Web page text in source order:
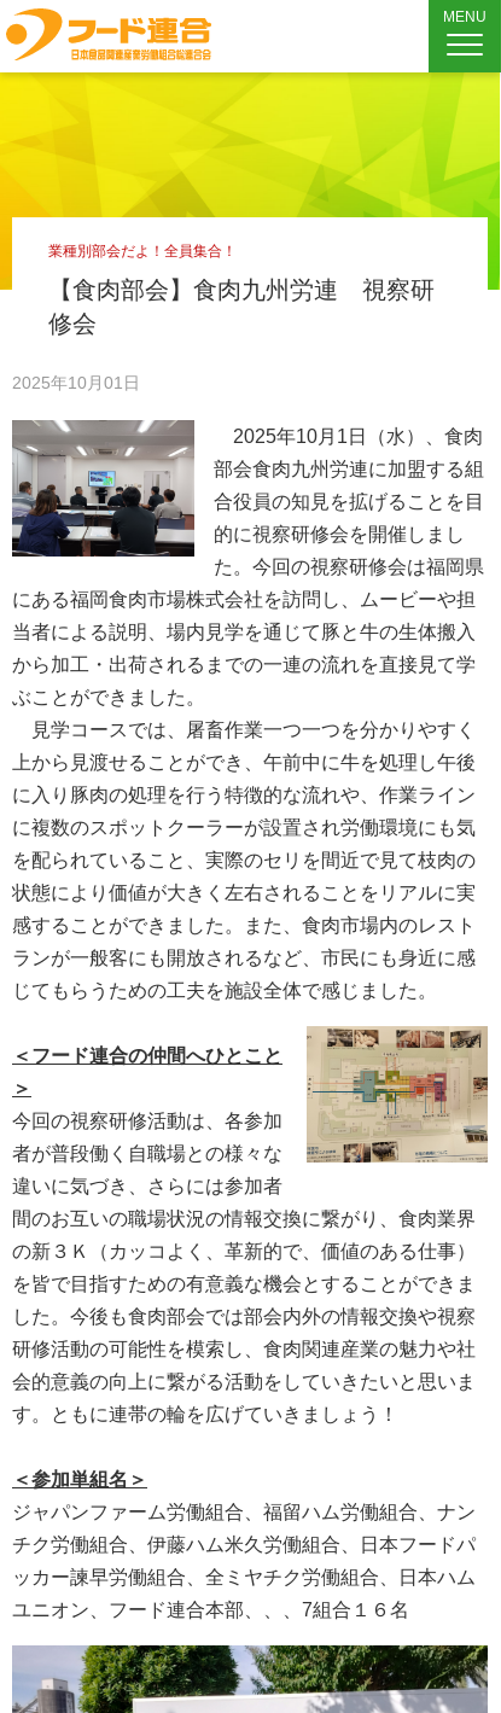
MENU
業種別部会だよ！全員集合！
【食肉部会】食肉九州労連 視察研
修会
2025年10月01日
2025年10月1日（水）、食肉
部会食肉九州労連に加盟する組
合役員の知見を拡げることを目
的に視察研修会を開催しまし
た。今回の視察研修会は福岡県
にある福岡食肉市場株式会社を訪問し、ムービーや担
当者による説明、場内見学を通じて豚と牛の生体搬入
から加工・出荷されるまでの一連の流れを直接見て学
ぶことができました。
見学コースでは、屠畜作業一つ一つを分かりやすく
上から見渡せることができ、午前中に牛を処理し午後
に入り豚肉の処理を行う特徴的な流れや、作業ライン
に複数のスポットクーラーが設置され労働環境にも気
を配られていること、実際のセリを間近で見て枝肉の
状態により価値が大きく左右されることをリアルに実
感することができました。また、食肉市場内のレスト
ランが一般客にも開放されるなど、市民にも身近に感
じてもらうための工夫を施設全体で感じました。
＜フード連合の仲間へひとこと
＞
今回の視察研修活動は、各参加
者が普段働く自職場との様々な
違いに気づき、さらには参加者
間のお互いの職場状況の情報交換に繋がり、食肉業界
の新３Ｋ（カッコよく、革新的で、価値のある仕事）
を皆で目指すための有意義な機会とすることができま
した。今後も食肉部会では部会内外の情報交換や視察
研修活動の可能性を模索し、食肉関連産業の魅力や社
会的意義の向上に繋がる活動をしていきたいと思いま
す。ともに連帯の輪を広げていきましょう！
＜参加単組名＞
ジャパンファーム労働組合、福留ハム労働組合、ナン
チク労働組合、伊藤ハム米久労働組合、日本フードパ
ッカー諫早労働組合、全ミヤチク労働組合、日本ハム
ユニオン、フード連合本部、、、7組合１６名